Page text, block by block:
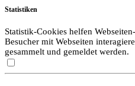
Statistiken
Statistik-Cookies helfen
Besucher mit Webseiten
gesammelt und gemeldet werden.